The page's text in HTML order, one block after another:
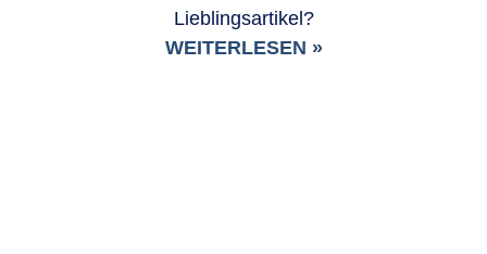
Lieblingsartikel?
WEITERLESEN »